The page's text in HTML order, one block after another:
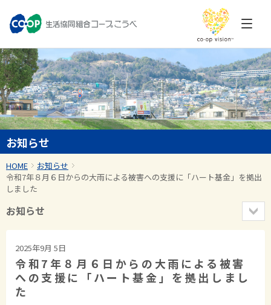
お知らせ
HOME
お知らせ
令和7年８月６日からの大雨による被害への支援に「ハート基金」を拠出
しました
お知らせ
2025年9月 5日
令和7年８月６日からの大雨による被害
への支援に「ハート基金」を拠出しまし
た